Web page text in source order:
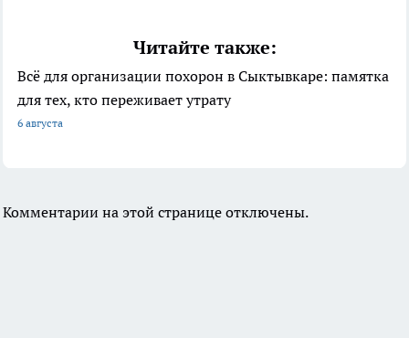
Читайте также:
Всё для организации похорон в Сыктывкаре: памятка
для тех, кто переживает утрату
6 августа
Комментарии на этой странице отключены.